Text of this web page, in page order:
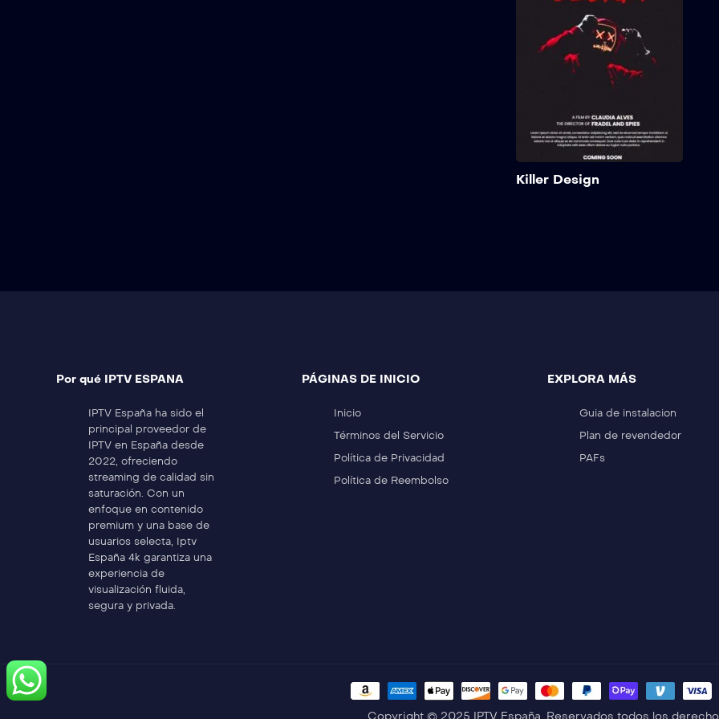
sem. Maecenas tincidunt
finibus ipsum, eget aliquet
elit scelerisque non. In ...
Killer Design
Por qué IPTV ESPANA
IPTV España ha sido el
principal proveedor de
IPTV en España desde
2022, ofreciendo
streaming de calidad sin
saturación. Con un
enfoque en contenido
premium y una base de
usuarios selecta, Iptv
España 4k garantiza una
experiencia de
visualización fluida,
segura y privada.
PÁGINAS DE INICIO
Inicio
Términos del Servicio
Política de Privacidad
Política de Reembolso
EXPLORA MÁS
Guia de instalacion
Plan de revendedor
PAFs
Copyright © 2025 IPTV España. Reservados todos los